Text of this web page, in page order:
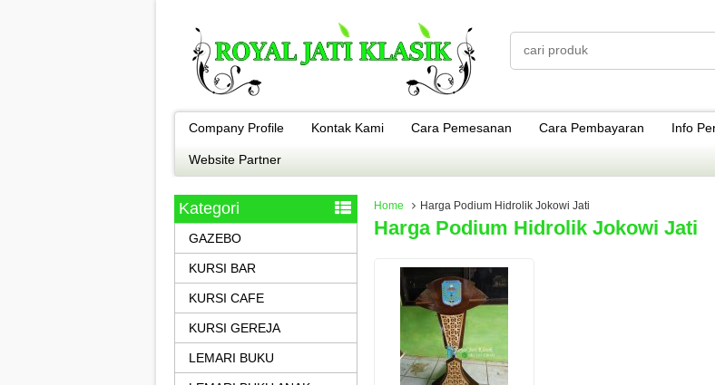
Company Profile Kontak Kami Cara Pemesanan Cara Pembayaran Info
Website Partner
Home Harga Podium Hidrolik Jokowi Jati
Harga Podium Hidrolik Jokowi Jati
Kategori
GAZEBO
KURSI BAR
KURSI CAFE
KURSI GEREJA
LEMARI BUKU